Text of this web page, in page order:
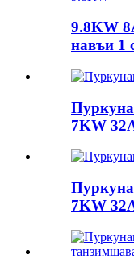
9.8KW
навъи 1
7KW
7KW